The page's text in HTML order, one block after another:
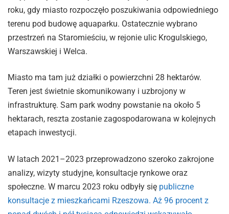
roku, gdy miasto rozpoczęło poszukiwania odpowiedniego
terenu pod budowę aquaparku. Ostatecznie wybrano
przestrzeń na Staromieściu, w rejonie ulic Krogulskiego,
Warszawskiej i Welca.
Miasto ma tam już działki o powierzchni 28 hektarów.
Teren jest świetnie skomunikowany i uzbrojony w
infrastrukturę. Sam park wodny powstanie na około 5
hektarach, reszta zostanie zagospodarowana w kolejnych
etapach inwestycji.
W latach 2021–2023 przeprowadzono szeroko zakrojone
analizy, wizyty studyjne, konsultacje rynkowe oraz
społeczne. W marcu 2023 roku odbyły się publiczne
konsultacje z mieszkańcami Rzeszowa. Aż 96 procent z